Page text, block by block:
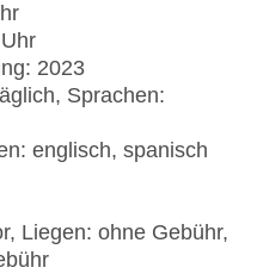
2023
Sprachen:
englisch, spanisch
Liegen: ohne Gebühr,